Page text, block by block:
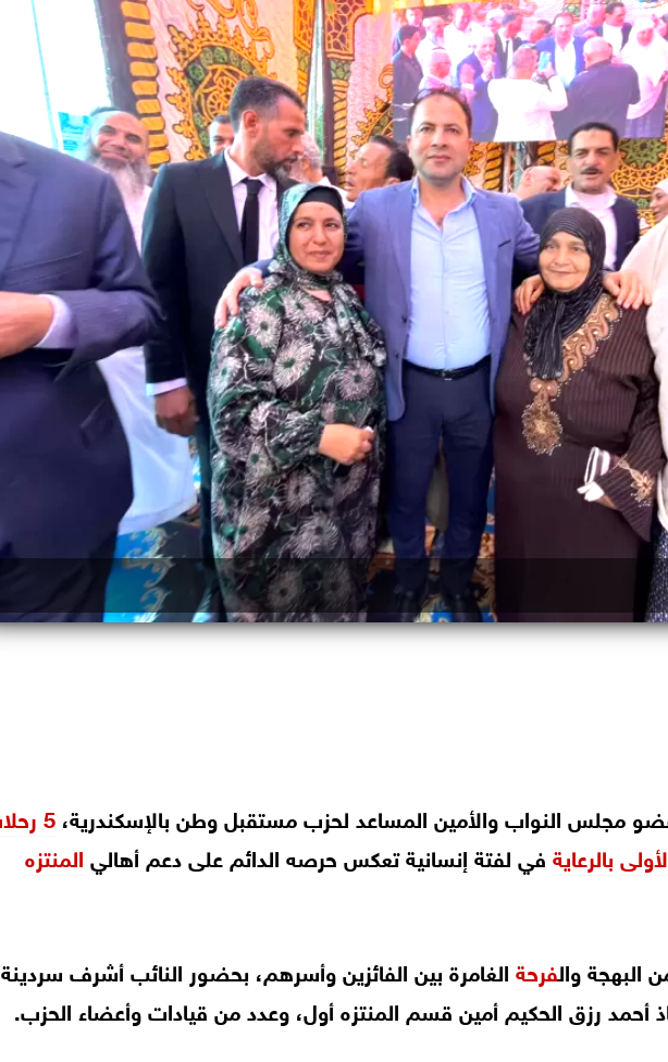
مجلس النواب والأمين المساعد لحزب مستقبل وطن بالإسكندرية، 5 رحلات
بالرعاية في لفتة إنسانية تعكس حرصه الدائم على دعم أهالي المنتزه
البهجة والفرحة الغامرة بين الفائزين وأسرهم، بحضور النائب أشرف سردينة
رزق الحكيم أمين قسم المنتزه أول، وعدد من قيادات وأعضاء الحزب.